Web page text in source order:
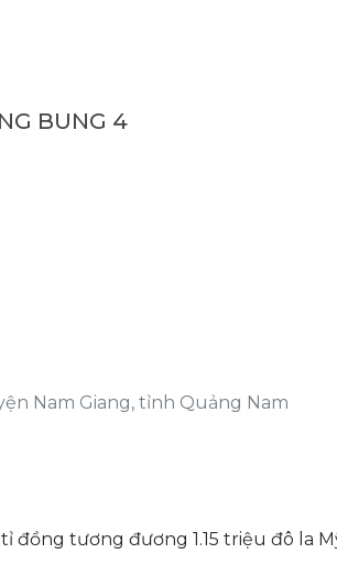
BUNG 4
Nam Giang, tỉnh Quảng Nam
đồng tương đương 1.15 triệu đô la